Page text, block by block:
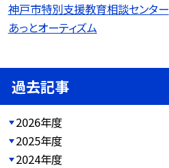
神戸市特別支援教育相談センター
あっとオーティズム
過去記事
2026年度
2025年度
2024年度